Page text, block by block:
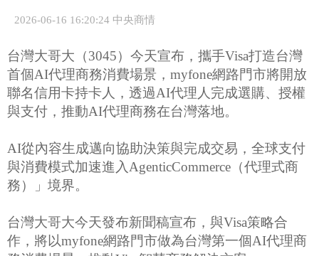
2026-06-16 16:20:24 中央商情
台灣大哥大（3045）今天宣布，攜手Visa打造台灣
首個AI代理商務消費場景，myfone網路門市將開放
聯名信用卡持卡人，透過AI代理人完成選購、授權
與支付，推動AI代理商務在台灣落地。
AI從內容生成邁向協助決策與完成交易，全球支付
與消費模式加速進入AgenticCommerce（代理式商
務）」境界。
台灣大哥大今天發布新聞稿宣布，與Visa策略合
作，將以myfone網路門市做為台灣第一個AI代理商